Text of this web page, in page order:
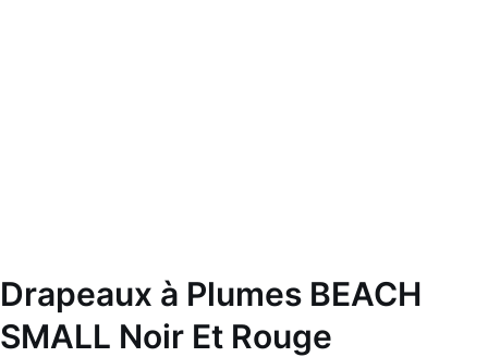
Drapeaux à Plumes BEACH
SMALL Noir Et Rouge